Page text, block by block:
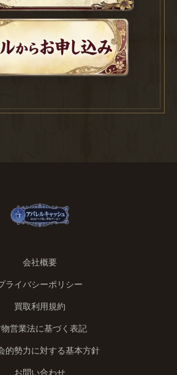
会社概要
ライバシーポリシー
買取利用規約
営業法に基づく表記
的勢力に対する基本方針
お問い合わせ